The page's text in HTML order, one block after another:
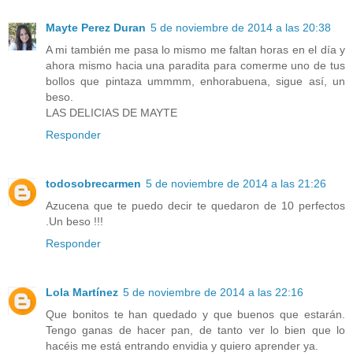
Mayte Perez Duran 5 de noviembre de 2014 a las 20:38
A mi también me pasa lo mismo me faltan horas en el día y
ahora mismo hacia una paradita para comerme uno de tus
bollos que pintaza ummmm, enhorabuena, sigue así, un
beso.
LAS DELICIAS DE MAYTE
Responder
todosobrecarmen 5 de noviembre de 2014 a las 21:26
Azucena que te puedo decir te quedaron de 10 perfectos
.Un beso !!!
Responder
Lola Martínez 5 de noviembre de 2014 a las 22:16
Que bonitos te han quedado y que buenos que estarán.
Tengo ganas de hacer pan, de tanto ver lo bien que lo
hacéis me está entrando envidia y quiero aprender ya.